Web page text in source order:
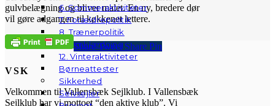
6. Sommeraktiviteter
7. Forældrepolitik
8. Trænerpolitik
9. Omklædning
12. Vinteraktiviteter
Børneattester
Sikkerhed
Selvsejler
gulvbelægning og bliver malet. En ny, bredere dør
vil gøre adgangen til køkkenet lettere.
Share Tweet Share Pin
VSK
Velkommen til Vallensbæk Sejlklub. I Vallensbæk
Sejlklub har vi mottoet “den aktive klub”. Vi